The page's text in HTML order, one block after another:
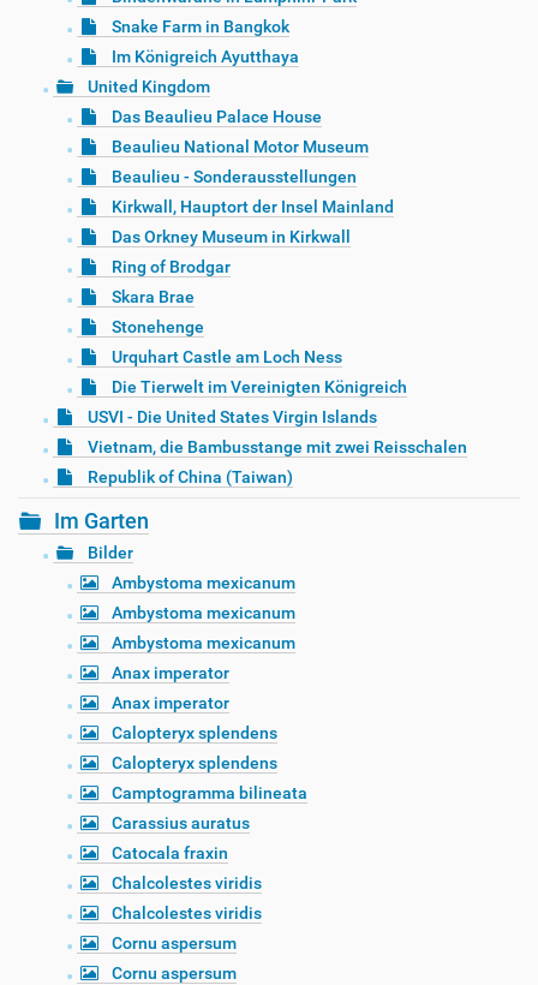
Snake Farm in Bangkok
Im Königreich Ayutthaya
United Kingdom
Das Beaulieu Palace House
Beaulieu National Motor Museum
Beaulieu - Sonderausstellungen
Kirkwall, Hauptort der Insel Mainland
Das Orkney Museum in Kirkwall
Ring of Brodgar
Skara Brae
Stonehenge
Urquhart Castle am Loch Ness
Die Tierwelt im Vereinigten Königreich
USVI - Die United States Virgin Islands
Vietnam, die Bambusstange mit zwei Reisschalen
Republik of China (Taiwan)
Im Garten
Bilder
Ambystoma mexicanum
Ambystoma mexicanum
Ambystoma mexicanum
Anax imperator
Anax imperator
Calopteryx splendens
Calopteryx splendens
Camptogramma bilineata
Carassius auratus
Catocala fraxin
Chalcolestes viridis
Chalcolestes viridis
Cornu aspersum
Cornu aspersum